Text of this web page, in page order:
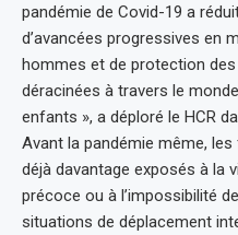
pandémie de Covid-19 a
d’avancées progressives en
hommes et de protection
déracinées à travers le
enfants », a déploré le HCR
Avant la pandémie même,
déjà davantage exposés à la
précoce ou à l’impossibilité
situations de déplacement